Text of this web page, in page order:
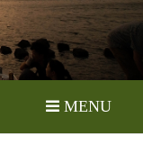
MENU